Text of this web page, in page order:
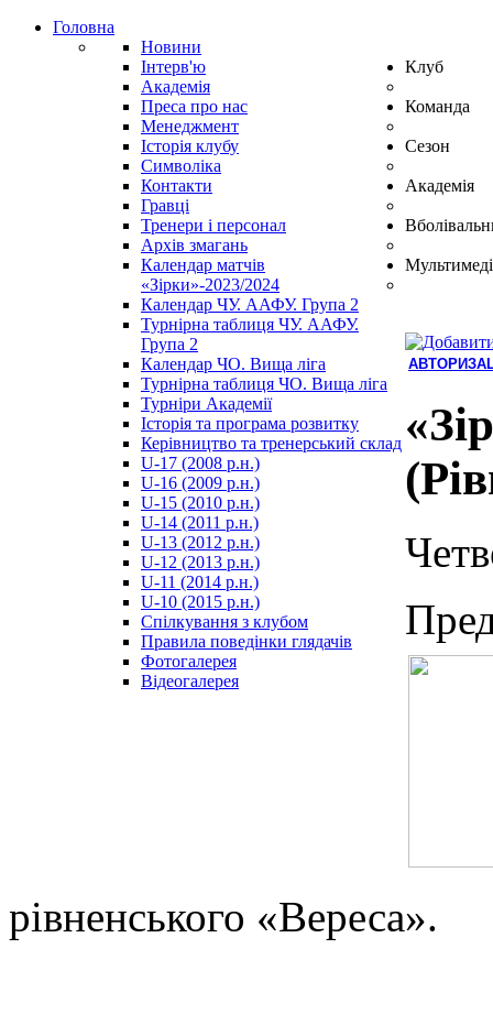
Головна
Новини
Інтерв'ю
Академія
Преса про нас
Клуб
Менеджмент
Історія клубу
Символіка
Контакти
Команда
Гравці
Тренери і персонал
Архів змагань
Сезон
Календар матчів
«Зірки»-2023/2024
Календар ЧУ. ААФУ. Група 2
Турнірна таблиця ЧУ. ААФУ.
Група 2
Календар ЧО. Вища ліга
Турнірна таблиця ЧО. Вища ліга
Академія
Турніри Академії
Історія та програма розвитку
Керівництво та тренерський склад
U-17 (2008 р.н.)
U-16 (2009 р.н.)
U-15 (2010 р.н.)
U-14 (2011 р.н.)
U-13 (2012 р.н.)
U-12 (2013 р.н.)
U-11 (2014 р.н.)
U-10 (2015 р.н.)
Спілкування з клубом
Правила поведінки глядачів
Фотогалерея
Відеогалерея
рівненського «Вереса».